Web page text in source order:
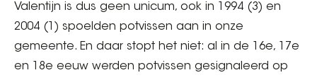
Valentijn is dus geen unicum, ook in 1994 (3) en
2004 (1) spoelden potvissen aan in onze
gemeente. En daar stopt het niet: al in de 16e, 17e
en 18e eeuw werden potvissen gesignaleerd op